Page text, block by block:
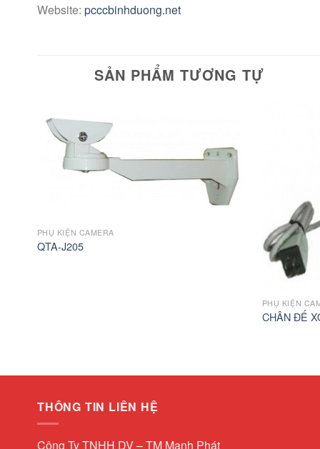
Website: pcccbinhduong.net
SẢN PHẨM TƯƠNG TỰ
PHỤ KIỆN CAMERA
QTA-J205
PHỤ KIỆN
CHÂN ĐẾ
THÔNG TIN LIÊN HỆ
Công Ty TNHH DV – TM Mạnh Phát